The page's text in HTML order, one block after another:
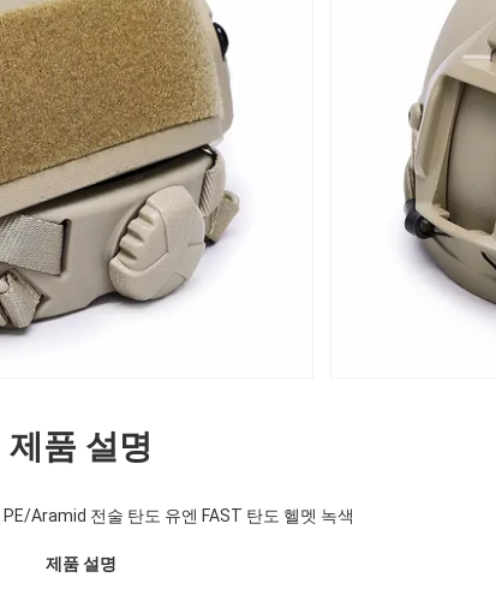
제품 설명
Aramid 전술 탄도 유엔 FAST 탄도 헬멧 녹색
제품 설명